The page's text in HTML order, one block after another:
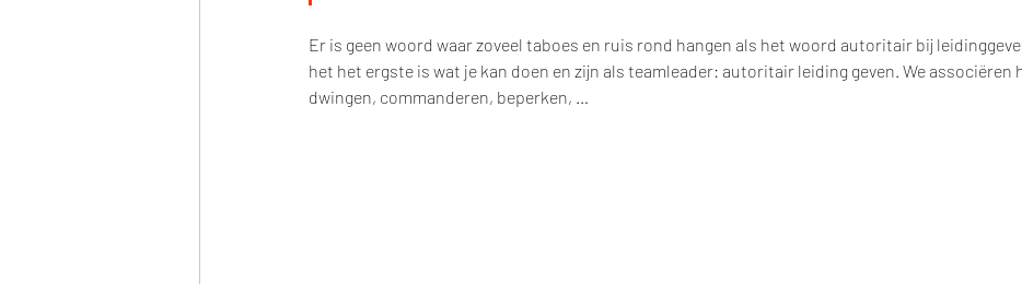
Er is geen woord waar zoveel taboes en ruis rond hangen als het woord autoritair bij
het het ergste is wat je kan doen en zijn als teamleader: autoritair leiding geven. We associëren
dwingen, commanderen, beperken, …